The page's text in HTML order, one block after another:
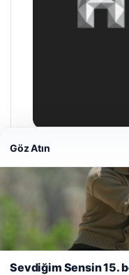
Web sitemizi nasıl
deneyiminizi
kullanıyoruz. Çerez
Göz Atın
Sevdiğim Sensin 15.